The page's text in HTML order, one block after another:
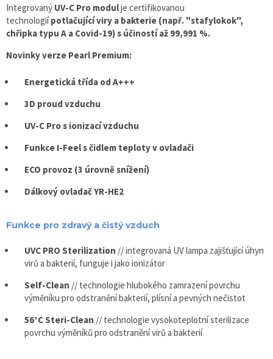
Integrovaný UV-C Pro modulje certifikovanou
technologiípotlačující viry a bakterie (např. "stafylokok",
chřipka typu A a Covid-19) s účiností až 99,991 %.
Novinky verze Pearl Premium:
Energetická třída od A+++
3D proud vzduchu
UV-C Pro s ionizací vzduchu
Funkce I-Feel s čidlem teploty v ovladači
ECO provoz (3 úrovně snížení)
Dálkový ovladač YR-HE2
Funkce pro zdravý a čistý vzduch
UVC PRO Sterilization // integrovaná UV lampa zajišťující úhyn
virů a bakterií, funguje i jako ionizátor
Self-Clean // technologie hlubokého zamrazení povrchu
výměníku pro odstranění bakterií, plísní a pevných nečistot
56°C Steri-Clean // technologie vysokoteplotní sterilizace
povrchu výměníků pro odstranění virů a bakterií